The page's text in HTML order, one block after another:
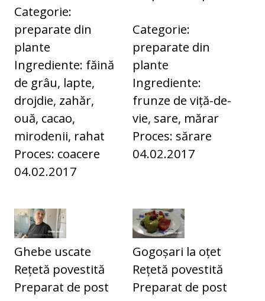
Categorie:
preparate din
plante
Ingrediente: făină
de grâu, lapte,
drojdie, zahăr,
ouă, cacao,
mirodenii, rahat
Proces: coacere
04.02.2017
Categorie:
preparate din
plante
Ingrediente:
frunze de viță-de-
vie, sare, mărar
Proces: sărare
04.02.2017
Ghebe uscate
Rețetă povestită
Preparat de post
Gogoșari la oțet
Rețetă povestită
Preparat de post